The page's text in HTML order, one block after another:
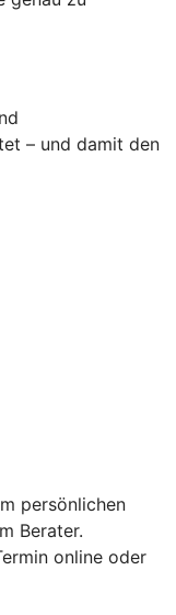
– und damit den
persönlichen
Berater.
online oder